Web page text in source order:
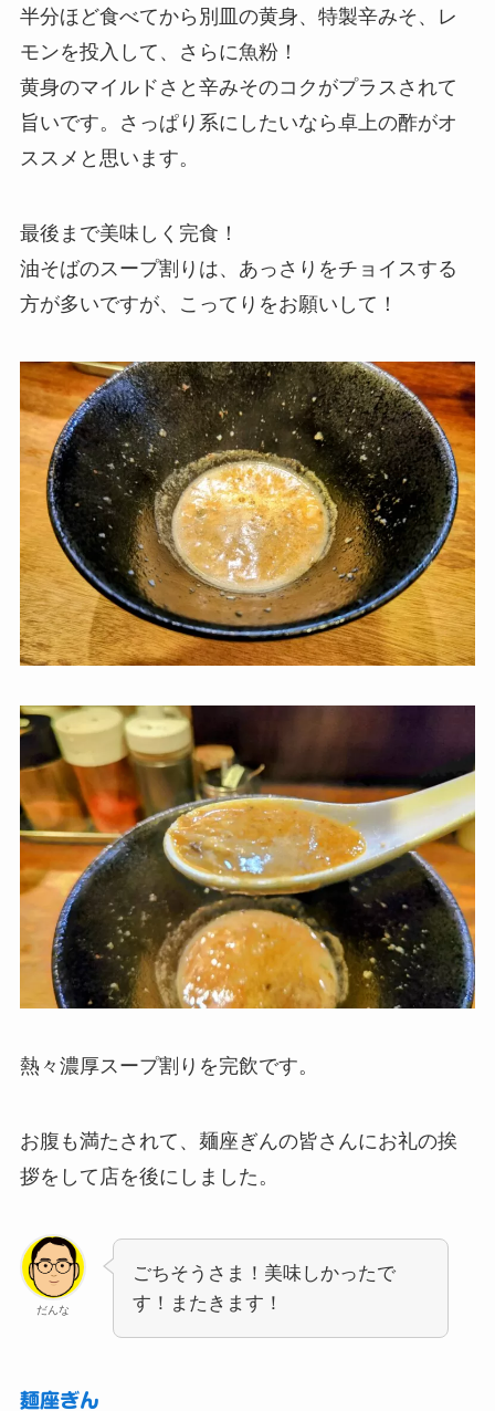
半分ほど食べてから別皿の黄身、特製辛みそ、レ
モンを投入して、さらに魚粉！
黄身のマイルドさと辛みそのコクがプラスされて
旨いです。さっぱり系にしたいなら卓上の酢がオ
ススメと思います。
最後まで美味しく完食！
油そばのスープ割りは、あっさりをチョイスする
方が多いですが、こってりをお願いして！
熱々濃厚スープ割りを完飲です。
お腹も満たされて、麺座ぎんの皆さんにお礼の挨
拶をして店を後にしました。
だんな
ごちそうさま！美味しかったで
す！またきます！
麺座ぎん